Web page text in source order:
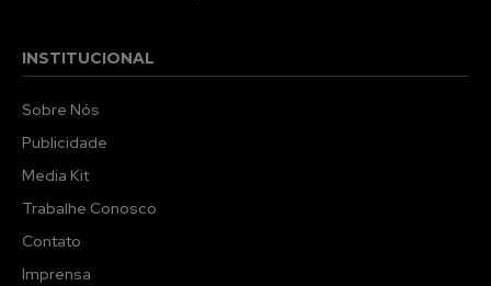
INSTITUCIONAL
Sobre Nós
Publicidade
Media Kit
Trabalhe Conosco
Contato
Imprensa